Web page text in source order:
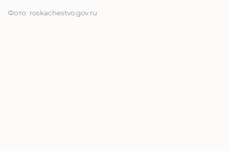
Фото: roskachestvo.gov.ru